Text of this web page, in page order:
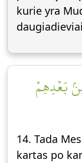
kurie yra
بَعۡدِهِمۡ
14. Tada
kartas po